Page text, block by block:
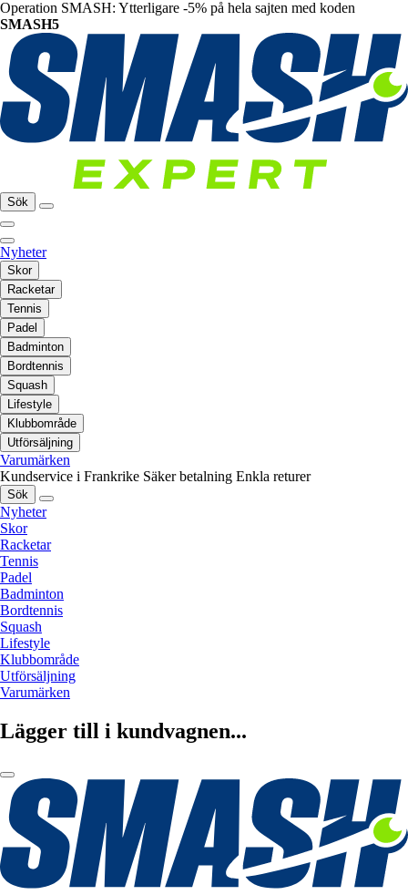
Operation SMASH: Ytterligare -5% på hela sajten med koden
SMASH5
Sök
Nyheter
Skor
Racketar
Tennis
Padel
Badminton
Bordtennis
Squash
Lifestyle
Klubbområde
Utförsäljning
Varumärken
Kundservice i Frankrike Säker betalning Enkla returer
Sök
Nyheter
Skor
Racketar
Tennis
Padel
Badminton
Bordtennis
Squash
Lifestyle
Klubbområde
Utförsäljning
Varumärken
Lägger till i kundvagnen...